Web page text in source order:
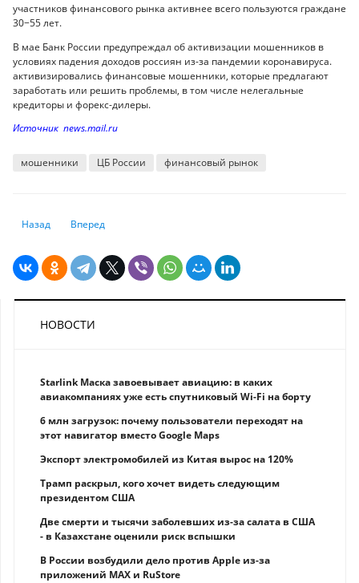
участников финансового рынка активнее всего пользуются граждане
30−55 лет.
В мае Банк России предупреждал об активизации мошенников в
условиях падения доходов россиян из-за пандемии коронавируса.
активизировались финансовые мошенники, которые предлагают
заработать или решить проблемы, в том числе нелегальные
кредиторы и форекс-дилеры.
Источник news.mail.ru
мошенники ЦБ России финансовый рынок
Предыдущий: В Нацбанке назвали причины ослабления тенге
Назад Следующий: Кредитный портфель банков продолжил расти
Вперед
НОВОСТИ
Starlink Маска завоевывает авиацию: в каких
авиакомпаниях уже есть спутниковый Wi-Fi на борту
6 млн загрузок: почему пользователи переходят на
этот навигатор вместо Google Maps
Экспорт электромобилей из Китая вырос на 120%
Трамп раскрыл, кого хочет видеть следующим
президентом США
Две смерти и тысячи заболевших из-за салата в США
- в Казахстане оценили риск вспышки
В России возбудили дело против Apple из-за
приложений MAX и RuStore